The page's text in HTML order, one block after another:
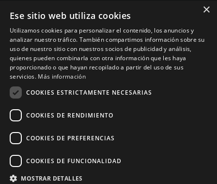
Email: enairgy@enairgy.es
Horariode lunes a jueves
de 07:00 a 16:00 horas
viernes de 07:00 a 15:00 horas
sábados y domingo, cerrado.
×
Ese sitio web utiliza cookies
Utilizamos cookies para personalizar el contenido, los anuncios y
analizar nuestro tráfico. También compartimos información sobre su
uso de nuestro sitio con nuestros socios de publicidad y análisis,
quienes pueden combinarla con otra información que les haya
proporcionado o que hayan recopilado a partir del uso de sus
servicios. Más información
COOKIES ESTRICTAMENTE NECESARIAS
COOKIES DE RENDIMIENTO
COOKIES DE PREFERENCIAS
COOKIES DE FUNCIONALIDAD
MOSTRAR DETALLES